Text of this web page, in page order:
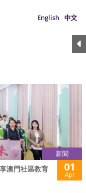
English 中文
新聞
澳門社區教育
01
Apr